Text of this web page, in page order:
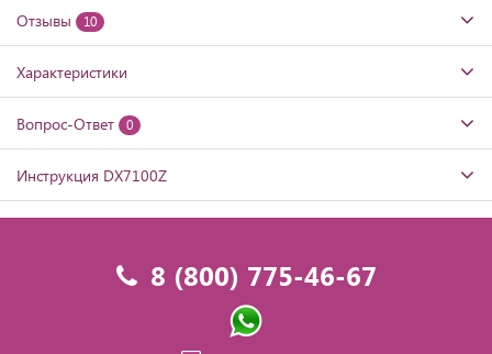
Отзывы 10
Характеристики
Вопрос-Ответ 0
Инструкция DX7100Z
8 (800) 775-46-67